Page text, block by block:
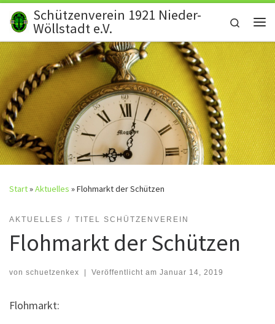
Zum Inhalt springen
Schützenverein 1921 Nieder-
Wöllstadt e.V.
Search
Start»Aktuelles »Flohmarkt der Schützen
AKTUELLES TITEL SCHÜTZENVEREIN
Flohmarkt der Schützen
von schuetzenkex | Veröffentlicht am Januar 14, 2019
Flohmarkt: